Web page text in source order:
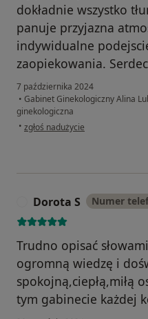
dokładnie wszystko
panuje przyjazna
indywidualne
zaopiekowania.
7 października 2024
• Gabinet Ginekologiczny Alina
ginekologiczna
• w opinii użytkownika A.P.
zgłoś nadużycie
Dorota S Numer
Trudno opisać
ogromną wiedzę i
spokojną,ciepłą,miłą
tym gabinecie każdej